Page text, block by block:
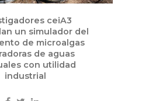
ceiA3
un simulador del
de microalgas
de aguas
con utilidad
industrial